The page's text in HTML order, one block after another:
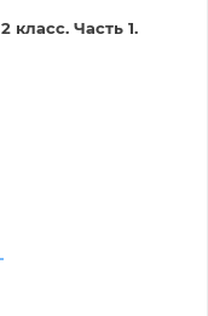
класс. Часть 1.